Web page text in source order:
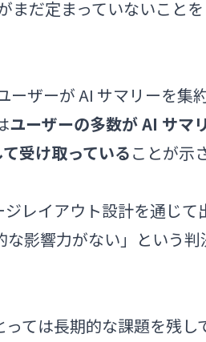
まだ定まっていないことを
ーザーが AI サマリーを集
ユーザーの多数が AI サマ
受け取っていることが示
レイアウト設計を通じて
な影響力がない」という判
ては長期的な課題を残し